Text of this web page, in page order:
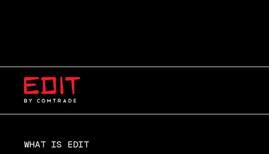
WHAT IS EDIT